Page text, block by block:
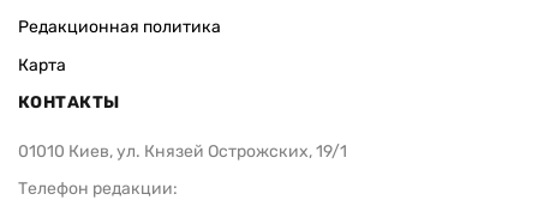
Редакционная политика
Карта
КОНТАКТЫ
01010 Киев, ул. Князей Острожских, 19/1
Телефон редакции: